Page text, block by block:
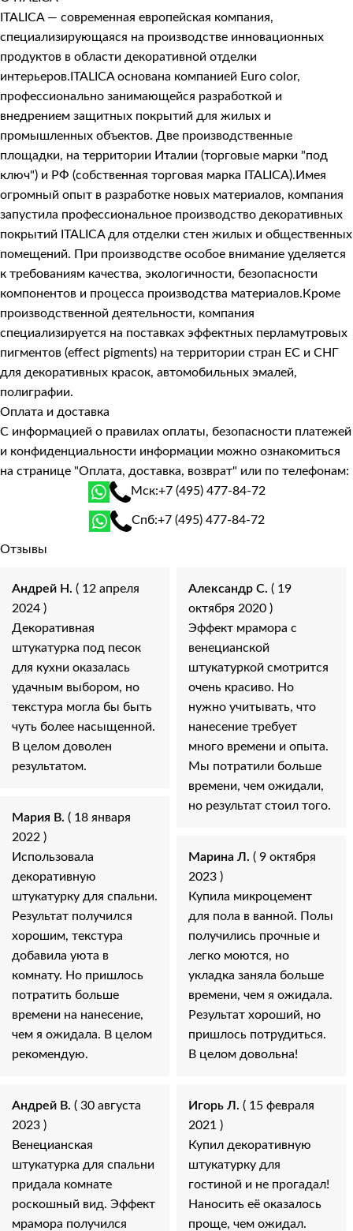
ITALICA — современная европейская компания,
специализирующаяся на производстве инновационных
продуктов в области декоративной отделки
интерьеров.ITALICA основана компанией Euro color,
профессионально занимающейся разработкой и
внедрением защитных покрытий для жилых и
промышленных объектов. Две производственные
площадки, на территории Италии (торговые марки "под
ключ") и РФ (собственная торговая марка ITALICA).Имея
огромный опыт в разработке новых материалов, компания
запустила профессиональное производство декоративных
покрытий ITALICA для отделки стен жилых и общественных
помещений. При производстве особое внимание уделяется
к требованиям качества, экологичности, безопасности
компонентов и процесса производства материалов.Кроме
производственной деятельности, компания
специализируется на поставках эффектных перламутровых
пигментов (effect pigments) на территории стран ЕС и СНГ
для декоративных красок, автомобильных эмалей,
полиграфии.
Оплата и доставка
С информацией о правилах оплаты, безопасности платежей
и конфиденциальности информации можно ознакомиться
на странице "Оплата, доставка, возврат" или по телефонам:
Мск:+7 (495) 477-84-72
Спб:+7 (495) 477-84-72
Отзывы
Андрей Н. ( 12 апреля
2024 )
Декоративная
штукатурка под песок
для кухни оказалась
удачным выбором, но
текстура могла бы быть
чуть более насыщенной.
В целом доволен
результатом.
Мария В. ( 18 января
2022 )
Использовала
декоративную
штукатурку для спальни.
Результат получился
хорошим, текстура
добавила уюта в
комнату. Но пришлось
потратить больше
времени на нанесение,
чем я ожидала. В целом
рекомендую.
Андрей В. ( 30 августа
2023 )
Венецианская
штукатурка для спальни
придала комнате
роскошный вид. Эффект
мрамора получился
Александр С. ( 19
октября 2020 )
Эффект мрамора с
венецианской
штукатуркой смотрится
очень красиво. Но
нужно учитывать, что
нанесение требует
много времени и опыта.
Мы потратили больше
времени, чем ожидали,
но результат стоил того.
Марина Л. ( 9 октября
2023 )
Купила микроцемент
для пола в ванной. Полы
получились прочные и
легко моются, но
укладка заняла больше
времени, чем я ожидала.
Результат хороший, но
пришлось потрудиться.
В целом довольна!
Игорь Л. ( 15 февраля
2021 )
Купил декоративную
штукатурку для
гостиной и не прогадал!
Наносить её оказалось
проще, чем ожидал.